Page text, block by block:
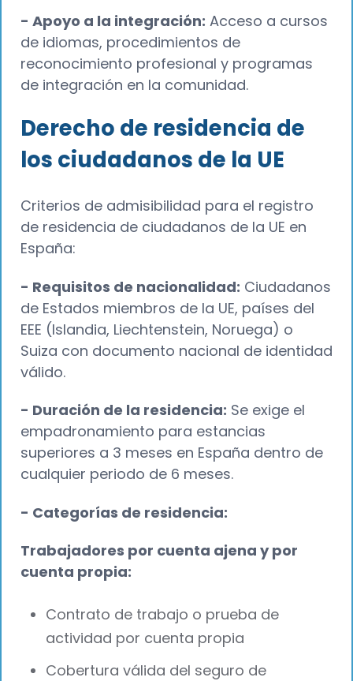
- Apoyo a la integración: Acceso a cursos
de idiomas, procedimientos de
reconocimiento profesional y programas
de integración en la comunidad.
Derecho de residencia de
los ciudadanos de la UE
Criterios de admisibilidad para el registro
de residencia de ciudadanos de la UE en
España:
- Requisitos de nacionalidad: Ciudadanos
de Estados miembros de la UE, países del
EEE (Islandia, Liechtenstein, Noruega) o
Suiza con documento nacional de identidad
válido.
- Duración de la residencia: Se exige el
empadronamiento para estancias
superiores a 3 meses en España dentro de
cualquier periodo de 6 meses.
- Categorías de residencia:
Trabajadores por cuenta ajena y por
cuenta propia:
Contrato de trabajo o prueba de
actividad por cuenta propia
Cobertura válida del seguro de